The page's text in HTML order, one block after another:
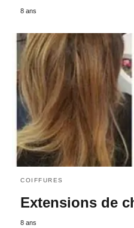
8 ans
COIFFURES
Extensions de
8 ans